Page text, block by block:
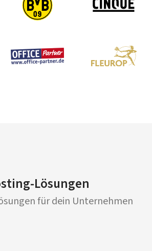
Lösungen
für dein Unternehmen